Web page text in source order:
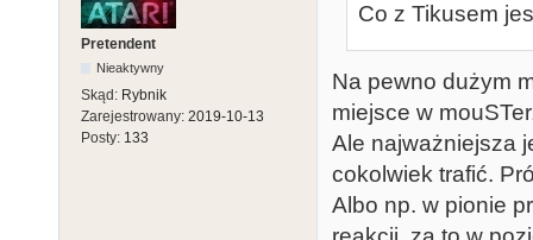
Pretendent
Nieaktywny
Skąd: Rybnik
Zarejestrowany: 2019-10-13
Posty: 133
Co z Tikusem
Na pewno dużym
miejsce w
Ale najważniejsza
cokolwiek trafić.
Albo np. w pionie